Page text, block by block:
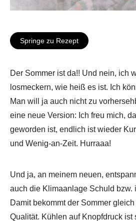
Springe zu Rezept
Der Sommer ist da!! Und nein, ich
losmeckern, wie heiß es ist. Ich
Man will ja auch nicht zu
eine neue Version: Ich freu mich,
geworden ist, endlich ist wieder
und Wenig-an-Zeit. Hurraaa!
Und ja, an meinem neuen,
auch die Klimaanlage Schuld bzw.
Damit bekommt der Sommer
Qualität. Kühlen auf Knopfdruck ist